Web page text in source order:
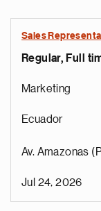
Sales
Regular, Full
Marketing
Ecuador
Av. Amazonas
Jul 24, 2026